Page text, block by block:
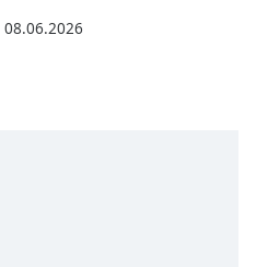
08.06.2026